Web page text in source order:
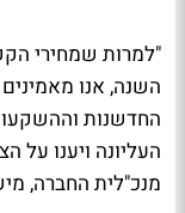
"למרות שמחירי
השנה, אנו
החדשנות
העליונה ויענו
מנכ"לית החברה,